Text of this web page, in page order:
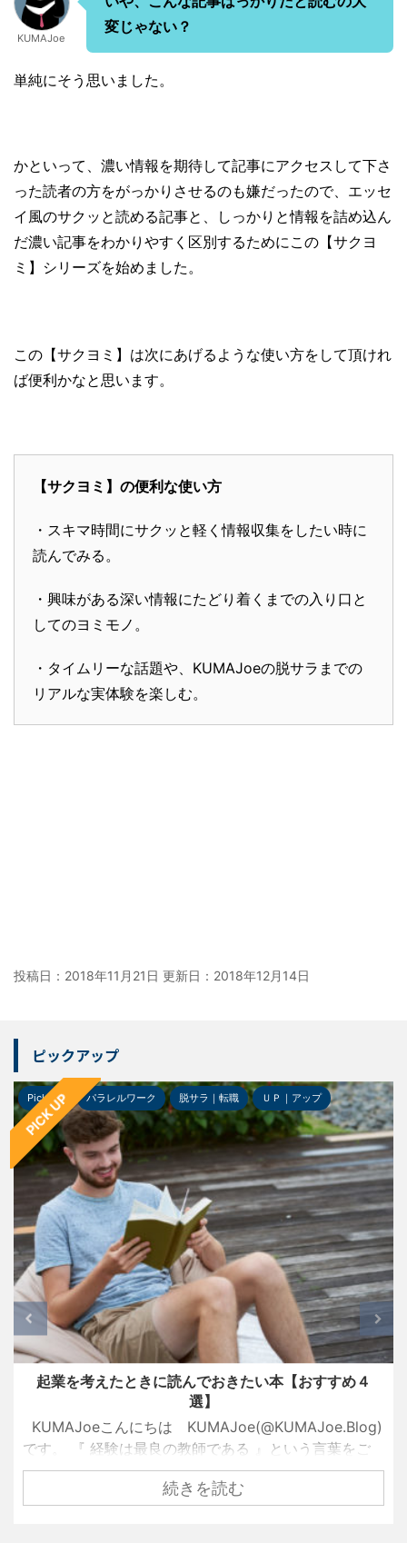
KUMAJoe
変じゃない？
単純にそう思いました。
かといって、濃い情報を期待して記事にアクセスして下さ
った読者の方をがっかりさせるのも嫌だったので、エッセ
イ風のサクッと読める記事と、しっかりと情報を詰め込ん
だ濃い記事をわかりやすく区別するためにこの【サクヨ
ミ】シリーズを始めました。
この【サクヨミ】は次にあげるような使い方をして頂けれ
ば便利かなと思います。
【サクヨミ】の便利な使い方
・スキマ時間にサクッと軽く情報収集をしたい時に
読んでみる。
・興味がある深い情報にたどり着くまでの入り口と
してのヨミモノ。
・タイムリーな話題や、KUMAJoeの脱サラまでの
リアルな実体験を楽しむ。
投稿日：2018年11月21日 更新日： 2018年12月14日
ピックアップ
PICK UP
Pick-up パラレルワーク 脱サラ｜転職 ＵＰ｜アップ
起業を考えたときに読んでおきたい本【おすすめ４
選】
KUMAJoeこんにちは KUMAJoe(@KUMAJoe.Blog)
です。 『 経験は最良の教師である 』という言葉をご
存知でしょうか？ 名経営者として大きな成功を手にし
ている創業者たちも、ずっと順風満帆な人生を送って
続きを読む